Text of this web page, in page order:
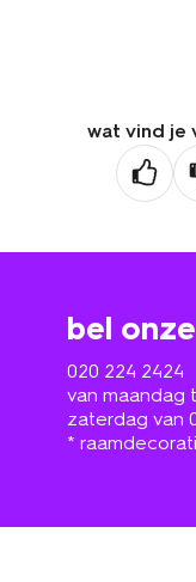
wat vind je
bel
020 224 2424
van maandag
zaterdag van
*